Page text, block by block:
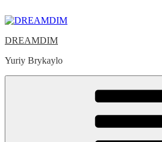
to
DREAMDIM
Yuriy Brykaylo